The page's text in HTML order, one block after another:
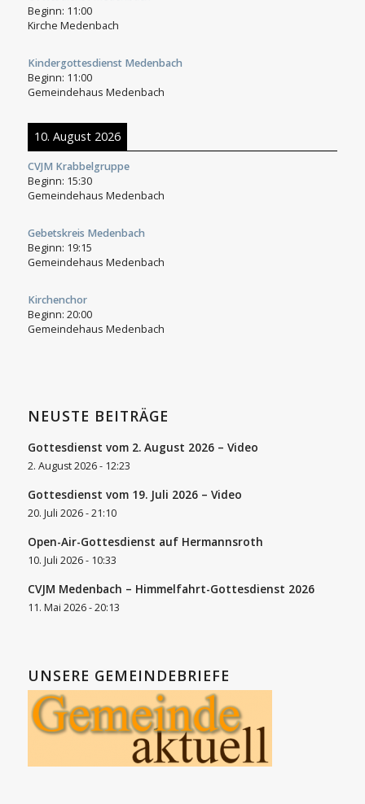
Beginn: 11:00
Kirche Medenbach
Kindergottesdienst Medenbach
Beginn: 11:00
Gemeindehaus Medenbach
10. August 2026
CVJM Krabbelgruppe
Beginn: 15:30
Gemeindehaus Medenbach
Gebetskreis Medenbach
Beginn: 19:15
Gemeindehaus Medenbach
Kirchenchor
Beginn: 20:00
Gemeindehaus Medenbach
NEUSTE BEITRÄGE
Gottesdienst vom 2. August 2026 – Video
2. August 2026 - 12:23
Gottesdienst vom 19. Juli 2026 – Video
20. Juli 2026 - 21:10
Open-Air-Gottesdienst auf Hermannsroth
10. Juli 2026 - 10:33
CVJM Medenbach – Himmelfahrt-Gottesdienst 2026
11. Mai 2026 - 20:13
UNSERE GEMEINDEBRIEFE